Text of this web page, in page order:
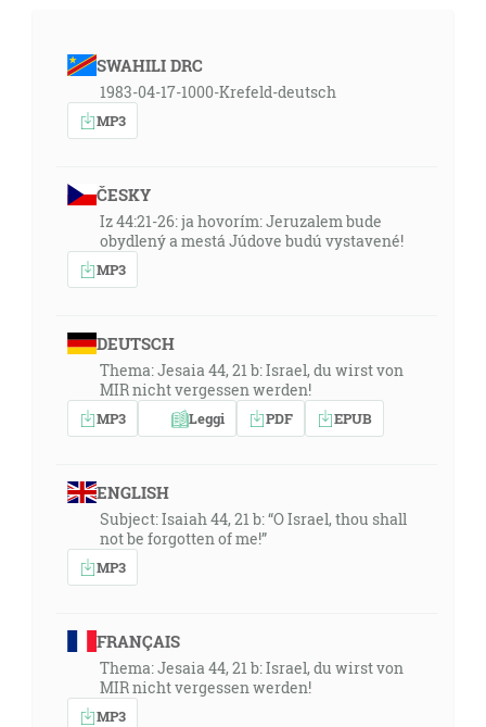
SWAHILI DRC
1983-04-17-1000-Krefeld-deutsch
MP3
ČESKY
Iz 44:21-26: ja hovorím: Jeruzalem bude
obydlený a mestá Júdove budú vystavené!
MP3
DEUTSCH
Thema: Jesaia 44, 21 b: Israel, du wirst von
MIR nicht vergessen werden!
MP3 Leggi PDF EPUB
ENGLISH
Subject: Isaiah 44, 21 b: “O Israel, thou shall
not be forgotten of me!”
MP3
FRANÇAIS
Thema: Jesaia 44, 21 b: Israel, du wirst von
MIR nicht vergessen werden!
MP3